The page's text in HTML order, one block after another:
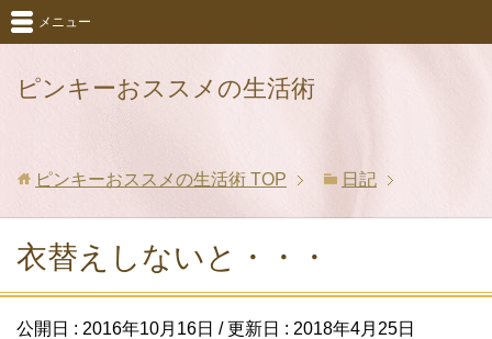
ピンキーおススメの生活術
メニュー
ピンキーおススメの生活術 TOP 日記
衣替えしないと・・・
公開日 : 2016年10月16日 / 更新日 : 2018年4月25日